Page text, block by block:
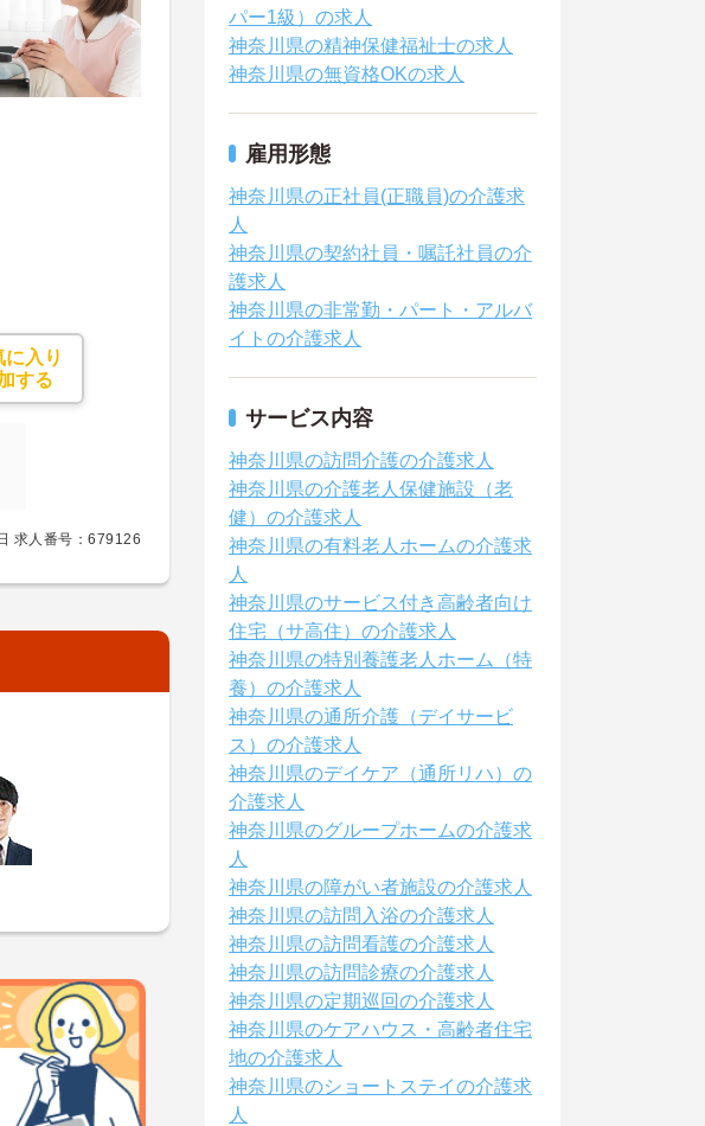
に入り
する
求人番号：679126
パー1級）の求人
神奈川県の精神保健福祉士の求人
神奈川県の無資格OKの求人
雇用形態
神奈川県の正社員(正職員)の介護求
人
神奈川県の契約社員・嘱託社員の介
護求人
神奈川県の非常勤・パート・アルバ
イトの介護求人
サービス内容
神奈川県の訪問介護の介護求人
神奈川県の介護老人保健施設（老
健）の介護求人
神奈川県の有料老人ホームの介護求
人
神奈川県のサービス付き高齢者向け
住宅（サ高住）の介護求人
神奈川県の特別養護老人ホーム（特
養）の介護求人
神奈川県の通所介護（デイサービ
ス）の介護求人
神奈川県のデイケア（通所リハ）の
介護求人
神奈川県のグループホームの介護求
人
神奈川県の障がい者施設の介護求人
神奈川県の訪問入浴の介護求人
神奈川県の訪問看護の介護求人
神奈川県の訪問診療の介護求人
神奈川県の定期巡回の介護求人
神奈川県のケアハウス・高齢者住宅
地の介護求人
神奈川県のショートステイの介護求
人